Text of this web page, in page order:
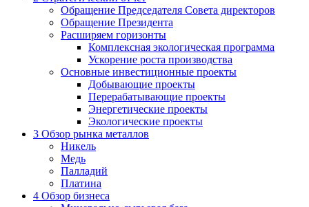
Обращение Председателя Совета директоров
Обращение Президента
Расширяем горизонты
Комплексная экологическая программа
Ускорение роста производства
Основные инвестиционные проекты
Добывающие проекты
Перерабатывающие проекты
Энергетические проекты
Экологические проекты
3 Обзор рынка металлов
Никель
Медь
Палладий
Платина
4 Обзор бизнеса